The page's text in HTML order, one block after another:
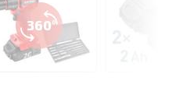
360°